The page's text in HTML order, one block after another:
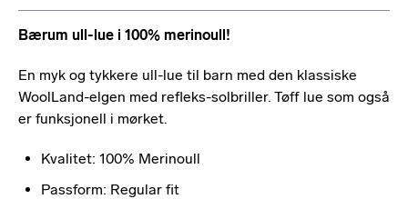
Bærum ull-lue i 100% merinoull!
En myk og tykkere ull-lue til barn med den klassiske
WoolLand-elgen med refleks-solbriller. Tøff lue som også
er funksjonell i mørket.
Kvalitet: 100% Merinoull
Passform: Regular fit